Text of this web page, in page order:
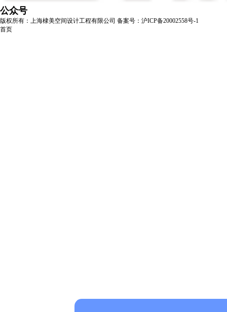
公众号
版权所有：上海棣美空间设计工程有限公司 备案号：沪ICP备20002558号-1
首页